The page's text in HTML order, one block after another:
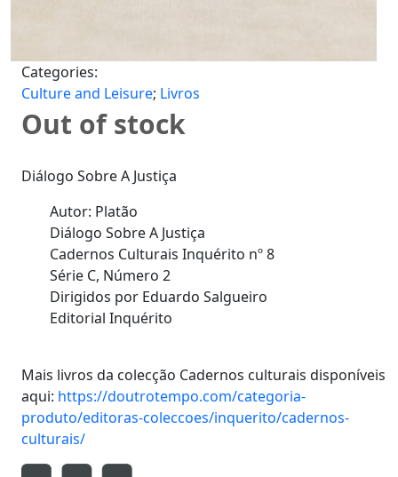
Categories:
Culture and Leisure; Livros
Out of stock
Diálogo Sobre A Justiça
Autor: Platão
Diálogo Sobre A Justiça
Cadernos Culturais Inquérito nº 8
Série C, Número 2
Dirigidos por Eduardo Salgueiro
Editorial Inquérito
Mais livros da colecção Cadernos culturais disponíveis
aqui: https://doutrotempo.com/categoria-
produto/editoras-coleccoes/inquerito/cadernos-
culturais/